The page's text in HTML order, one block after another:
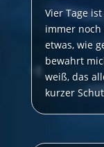
Vier Tage
immer
etwas, wie
bewahrt
weiß, das
kurzer